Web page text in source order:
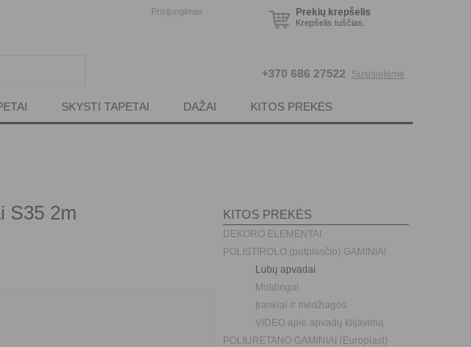
Prisijungimas Prekių krepšelis
Krepšelis tuščias.
+370 686 27522 Susisiekime
SKYSTI TAPETAI DAŽAI KITOS PREKĖS
S35 2m KITOS PREKĖS
DEKORO ELEMENTAI
POLISTIROLO (putplasčio) GAMINIAI
Lubų apvadai
Moldingai
Įrankiai ir medžiagos
VIDEO apie apvadų klijavimą
POLIURETANO GAMINIAI (Europlast)